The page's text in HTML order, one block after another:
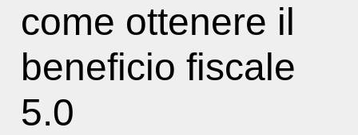
come ottenere il
beneficio fiscale
5.0